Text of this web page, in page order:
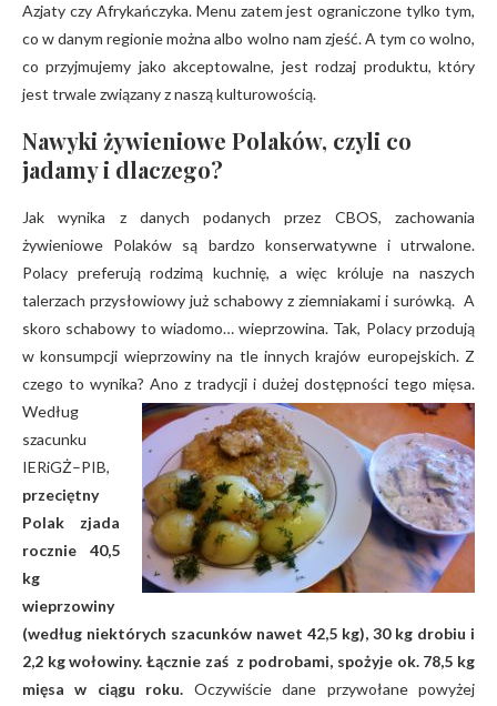
Azjaty czy Afrykańczyka. Menu zatem jest ograniczone tylko tym,
co w danym regionie można albo wolno nam zjeść. A tym co wolno,
co przyjmujemy jako akceptowalne, jest rodzaj produktu, który
jest trwale związany z naszą kulturowością.
Nawyki żywieniowe Polaków, czyli co
jadamy i dlaczego?
Jak wynika z danych podanych przez CBOS, zachowania
żywieniowe Polaków są bardzo konserwatywne i utrwalone.
Polacy preferują rodzimą kuchnię, a więc króluje na naszych
talerzach przysłowiowy już schabowy z ziemniakami i surówką. A
skoro schabowy to wiadomo… wieprzowina. Tak, Polacy przodują
w konsumpcji wieprzowiny na tle innych krajów europejskich. Z
czego to wynika? Ano z tradycji i dużej dostępności tego mięsa.
Według
szacunku
IERiGŻ–PIB,
przeciętny
Polak zjada
rocznie 40,5
kg
wieprzowiny
(według niektórych szacunków nawet 42,5 kg), 30 kg drobiu i
2,2 kg wołowiny. Łącznie zaś z podrobami, spożyje ok. 78,5 kg
mięsa w ciągu roku. Oczywiście dane przywołane powyżej